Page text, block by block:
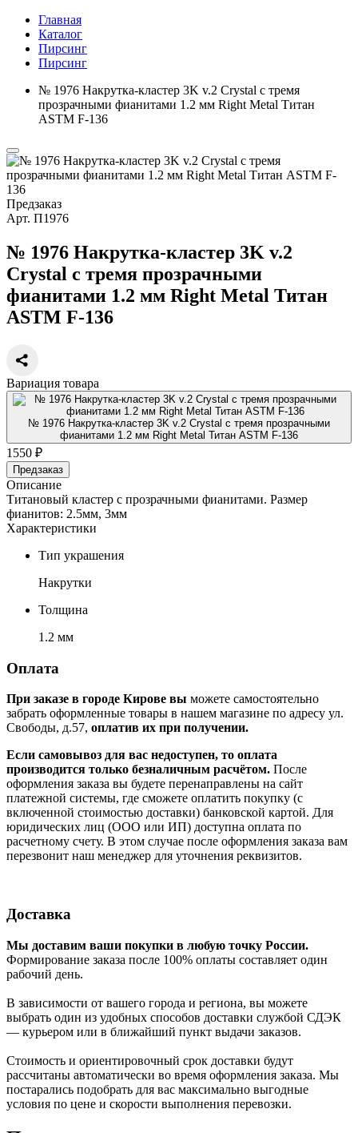
Главная
Каталог
Пирсинг
Пирсинг
№ 1976 Накрутка-кластер 3K v.2 Crystal с тремя
прозрачными фианитами 1.2 мм Right Metal Титан
ASTM F-136
Предзаказ
Арт. П1976
№ 1976 Накрутка-кластер 3K v.2
Crystal с тремя прозрачными
фианитами 1.2 мм Right Metal Титан
ASTM F-136
Вариация товара
№ 1976 Накрутка-кластер 3K v.2 Crystal с тремя прозрачными
фианитами 1.2 мм Right Metal Титан ASTM F-136
1550 ₽
Предзаказ
Описание
Титановый кластер с прозрачными фианитами. Размер
фианитов: 2.5мм, 3мм
Характеристики
Тип украшения
Накрутки
Толщина
1.2 мм
Оплата
При заказе в городе Кирове вы можете самостоятельно
забрать оформленные товары в нашем магазине по адресу ул.
Свободы, д.57, оплатив их при получении.
Если самовывоз для вас недоступен, то оплата
производится только безналичным расчётом. После
оформления заказа вы будете перенаправлены на сайт
платежной системы, где сможете оплатить покупку (с
включенной стоимостью доставки) банковской картой. Для
юридических лиц (ООО или ИП) доступна оплата по
расчетному счету. В этом случае после оформления заказа вам
перезвонит наш менеджер для уточнения реквизитов.
Доставка
Мы доставим ваши покупки в любую точку России.
Формирование заказа после 100% оплаты составляет один
рабочий день.
В зависимости от вашего города и региона, вы можете
выбрать один из удобных способов доставки службой СДЭК
— курьером или в ближайший пункт выдачи заказов.
Стоимость и ориентировочный срок доставки будут
рассчитаны автоматически во время оформления заказа. Мы
постарались подобрать для вас максимально выгодные
условия по цене и скорости выполнения перевозки.